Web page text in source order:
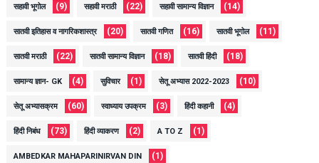
सहावी भूगोल (9) सहावी मराठी (22) सहावी सामान्य विज्ञान (14)
सातवी इतिहास व नागरिकशास्त्र (20) सातवी गणित (16) सातवी भूगोल (11)
सातवी मराठी (22) सातवी सामान्य विज्ञान (18) सातवी हिंदी (18)
सामान्य ज्ञान- GK (4) सुविचार (1) सेतू अभ्यास 2022-2023 (10)
सेतू अभ्यासक्रम (60) स्वाध्याय उपक्रम (3) हिंदी कहानी (4)
हिंदी निबंध (73) हिंदी व्याकरण (2) A TO Z (1)
AMBEDKAR MAHAPARINIRVAN DIN (1)